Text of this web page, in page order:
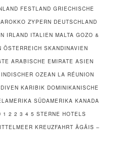
FESTLAND GRIECHISCHE
ZYPERN DEUTSCHLAND
IRLAND ITALIEN MALTA GOZO & C
SKANDINAVIEN D
ARABISCHE EMIRATE ASIEN T
OZEAN LA RÉUNION M
KARIBIK DOMINIKANISCHE R
SÜDAMERIKA KANADA U
2 2 3 4 5 STERNE HOTELS A
KREUZFAHRT ÄGÄIS –